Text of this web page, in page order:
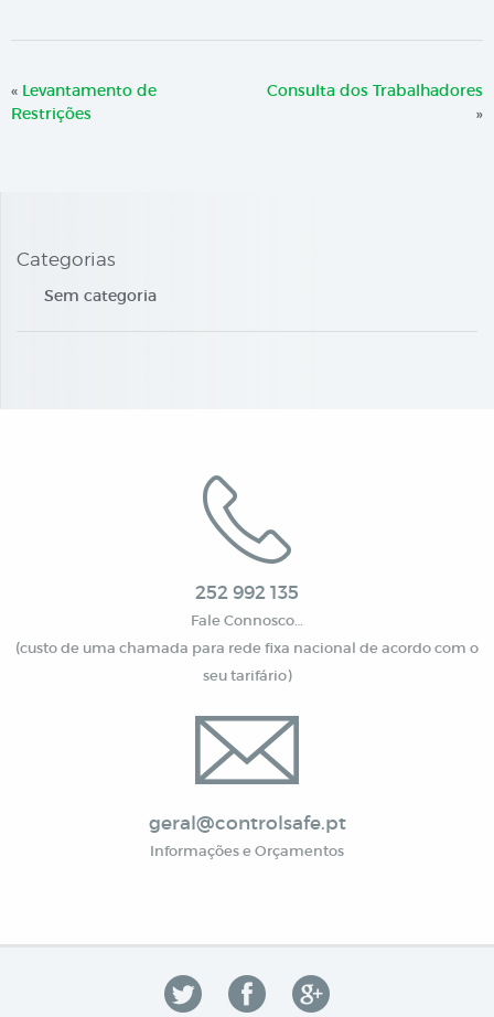
« Levantamento de
Restrições
Consulta dos Trabalhadores
»
Categorias
Sem categoria
252 992 135
Fale Connosco…
(custo de uma chamada para rede fixa nacional de acordo com o
seu tarifário)
geral@controlsafe.pt
Informações e Orçamentos